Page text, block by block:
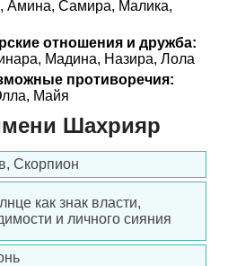
Амина, Самира, Малика,
отношения и дружба:
Мадина, Назира, Лола
противоречия:
Майя
Шахрияр
Скорпион
как знак власти,
и личного сияния